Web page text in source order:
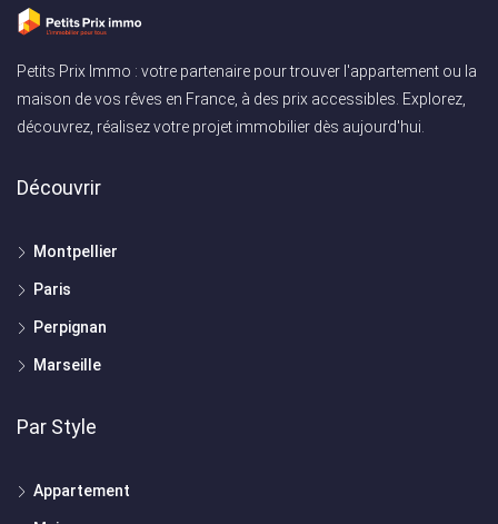
Petits Prix Immo : votre partenaire pour trouver l'appartement ou la
maison de vos rêves en France, à des prix accessibles. Explorez,
découvrez, réalisez votre projet immobilier dès aujourd'hui.
Découvrir
Montpellier
Paris
Perpignan
Marseille
Par Style
Appartement